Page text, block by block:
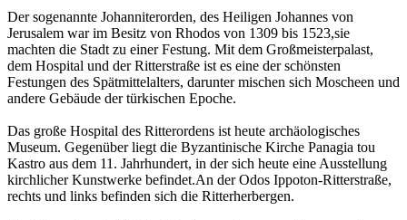
Der sogenannte Johanniterorden, des Heiligen Johannes von
Jerusalem war im Besitz von Rhodos von 1309 bis 1523,sie
machten die Stadt zu einer Festung. Mit dem Großmeisterpalast,
dem Hospital und der Ritterstraße ist es eine der schönsten
Festungen des Spätmittelalters, darunter mischen sich Moscheen und
andere Gebäude der türkischen Epoche.
Das große Hospital des Ritterordens ist heute archäologisches
Museum. Gegenüber liegt die Byzantinische Kirche Panagia tou
Kastro aus dem 11. Jahrhundert, in der sich heute eine Ausstellung
kirchlicher Kunstwerke befindet.An der Odos Ippoton-Ritterstraße,
rechts und links befinden sich die Ritterherbergen.